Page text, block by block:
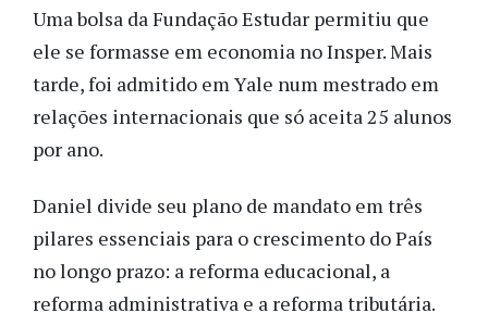
Uma bolsa da Fundação Estudar permitiu que
ele se formasse em economia no Insper. Mais
tarde, foi admitido em Yale num mestrado em
relações internacionais que só aceita 25 alunos
por ano.
Daniel divide seu plano de mandato em três
pilares essenciais para o crescimento do País
no longo prazo: a reforma educacional, a
reforma administrativa e a reforma tributária.